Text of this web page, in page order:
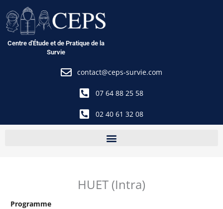
au
contenu
Centre d'Étude et de Pratique de la
Survie
contact@ceps-survie.com
07 64 88 25 58
02 40 61 32 08
HUET (Intra)
Programme